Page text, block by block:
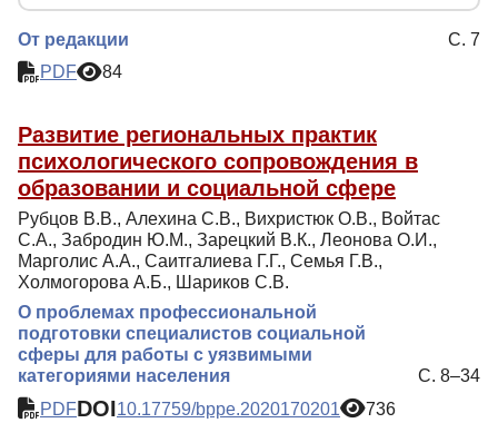
Для авторов
Рубрики
От редакции
С. 7
PDF
84
Развитие региональных практик
психологического сопровождения в
образовании и социальной сфере
Рубцов В.В., Алехина С.В., Вихристюк О.В., Войтас
С.А., Забродин Ю.М., Зарецкий В.К., Леонова О.И.,
Марголис А.А., Саитгалиева Г.Г., Семья Г.В.,
Холмогорова А.Б., Шариков С.В.
О проблемах профессиональной
подготовки специалистов социальной
сферы для работы с уязвимыми
категориями населения
С. 8–34
PDFDOI10.17759/bppe.2020170201 736